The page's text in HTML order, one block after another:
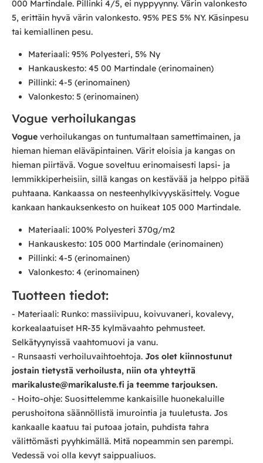
000 Martindale. Pillinki 4/5, ei nyppyynny. Värin valonkesto
5, erittäin hyvä värin valonkesto. 95% PES 5% NY. Käsinpesu
tai kemiallinen pesu.
Materiaali: 95% Polyesteri, 5% Ny
Hankauskesto: 45 00 Martindale (erinomainen)
Pillinki: 4-5 (erinomainen)
Valonkesto: 5 (erinomainen)
Vogue verhoilukangas
Vogue verhoilukangas on tuntumaltaan samettimainen, ja
hieman hieman eläväpintainen. Värit eloisia ja kangas on
hieman piirtävä. Vogue soveltuu erinomaisesti lapsi- ja
lemmikkiperheisiin, sillä kangas on kestävää ja helppo pitää
puhtaana. Kankaassa on nesteenhylkivyyskäsittely. Vogue
kankaan hankauksenkesto on huikeat 105 000 Martindale.
Materiaali: 100% Polyesteri 370g/m2
Hankauskesto: 105 000 Martindale (erinomainen)
Pillinki: 4-5 (erinomainen)
Valonkesto: 4 (erinomainen)
Tuotteen tiedot:
- Materiaali: Runko: massiivipuu, koivuvaneri, kovalevy,
korkealaatuiset HR-35 kylmävaahto pehmusteet.
Selkätyynyissä vaahtomuovi ja vanu.
- Runsaasti verhoiluvaihtoehtoja. Jos olet kiinnostunut
jostain tietystä verhoilusta, niin ota yhteyttä
marikaluste@marikaluste.fi ja teemme tarjouksen.
- Hoito-ohje: Suosittelemme kankaisille huonekaluille
perushoitona säännöllistä imurointia ja tuuletusta. Jos
kankaalle kaatuu tai putoaa jotain, puhdista tahra
välittömästi pyyhkimällä. Mitä nopeammin sen parempi.
Vedessä voi olla kevyt saippualiuos.